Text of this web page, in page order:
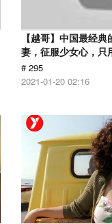
【越哥】中国最经
妻，征服少女心，只
# 295
2021-01-20 02:16